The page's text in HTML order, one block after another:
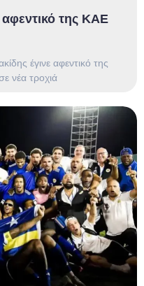
της ΚΑΕ
έγινε αφεντικό της
νέα τροχιά